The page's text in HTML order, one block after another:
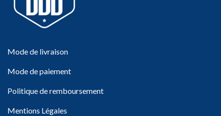
Mode de livraison
Mode de paiement
Politique de remboursement
Mentions Légales